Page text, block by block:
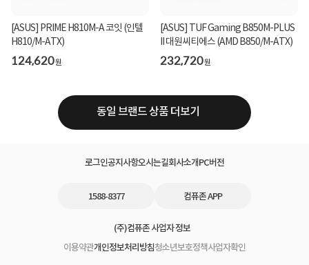
[ASUS] PRIME H810M-A 코잇 (인텔
H810/M-ATX)
124,620원
[ASUS] TUF Gaming B850M-PLUS
II 대원씨티에스 (AMD B850/M-ATX)
232,720원
동일 브랜드 상품 더보기
로그인공지사항오시는길회사소개PC버전
1588-8377 컴퓨존 APP
(주)컴퓨존 사업자 정보
이용약관개인정보처리방침청소년보호정책사업자확인